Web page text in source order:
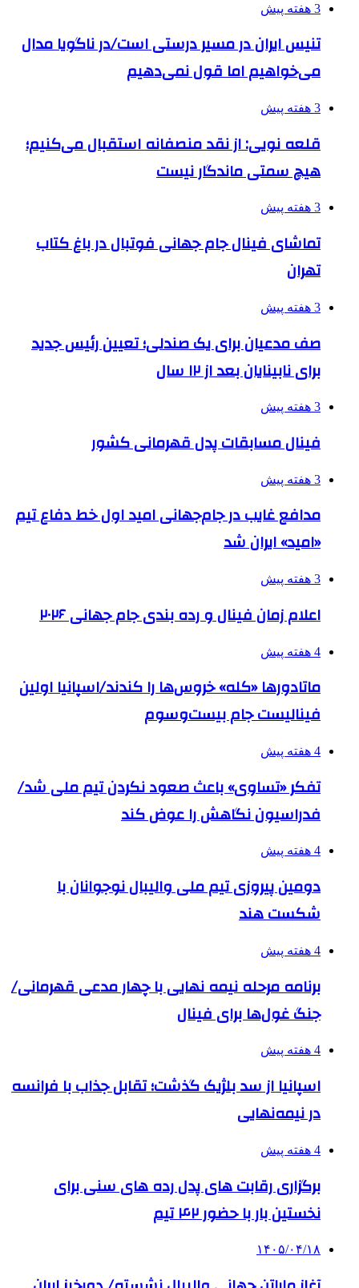
3 هفته پیش
تنیس ایران در مسیر درستی است/در ناگویا مدال
می‌خواهیم اما قول نمی‌دهیم
3 هفته پیش
قلعه نویی: از نقد منصفانه استقبال می‌کنیم؛
هیچ سمتی ماندگار نیست
3 هفته پیش
تماشای فینال جام جهانی فوتبال در باغ کتاب
تهران
3 هفته پیش
صف مدعیان برای یک صندلی؛ تعیین رئیس جدید
برای نابینایان بعد از ۱۲ سال
3 هفته پیش
فینال مسابقات پدل قهرمانی کشور
3 هفته پیش
مدافع غایب در جام‌جهانی امید اول خط دفاع تیم
«امید» ایران شد
3 هفته پیش
اعلام زمان فینال و رده بندی جام جهانی ۲۰۲۶
4 هفته پیش
ماتادورها «کله» خروس‌ها را کندند/اسپانیا اولین
فینالیست جام بیست‌وسوم
4 هفته پیش
تفکر «تساوی» باعث صعود نکردن تیم ملی شد/
فدراسیون نگاهش را عوض کند
4 هفته پیش
دومین پیروزی تیم ملی والیبال نوجوانان با
شکست هند
4 هفته پیش
برنامه مرحله نیمه نهایی با چهار مدعی قهرمانی/
جنگ غول‌ها برای فینال
4 هفته پیش
اسپانیا از سد بلژیک گذشت؛ تقابل جذاب با فرانسه
در نیمه‌نهایی
4 هفته پیش
برگزاری رقابت های پدل رده های سنی برای
نخستین بار با حضور ۴۲ تیم
۱۴۰۵/۰۴/۱۸